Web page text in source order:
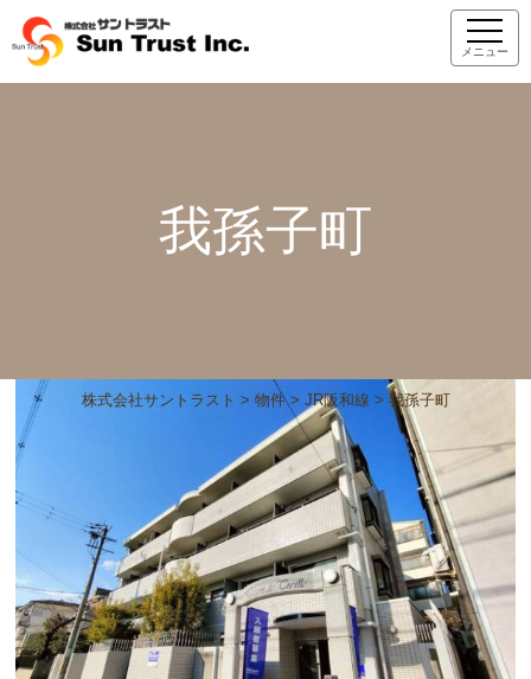
メニュー
我孫子町
株式会社サントラスト > 物件> JR阪和線 >我孫子町